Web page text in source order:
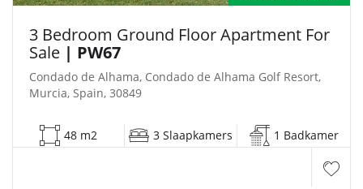
3 Bedroom Ground Floor Apartment For
Sale | PW67
Condado de Alhama, Condado de Alhama Golf Resort,
Murcia, Spain, 30849
48 m2 3 Slaapkamers 1 Badkamer